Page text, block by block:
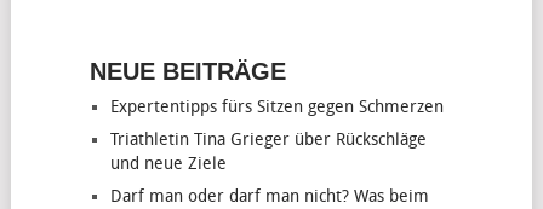
NEUE BEITRÄGE
Expertentipps fürs Sitzen gegen Schmerzen
Triathletin Tina Grieger über Rückschläge
und neue Ziele
Darf man oder darf man nicht? Was beim